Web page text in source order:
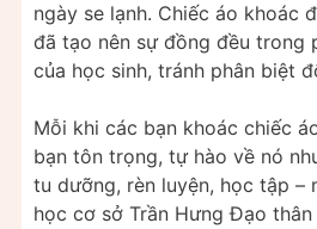
ngày se lạnh. Chiếc áo khoác
đã tạo nên sự đồng đều trong
của học sinh, tránh phân biệt
Mỗi khi các bạn khoác chiếc
bạn tôn trọng, tự hào về nó
tu dưỡng, rèn luyện, học tập –
học cơ sở Trần Hưng Đạo thân